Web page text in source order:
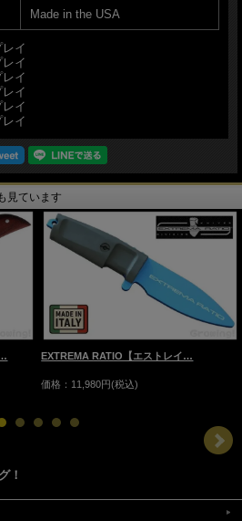
Made in the USA
見ています
EXTREMA RATIO【エストレイ…
価格：11,980円(税込)
！